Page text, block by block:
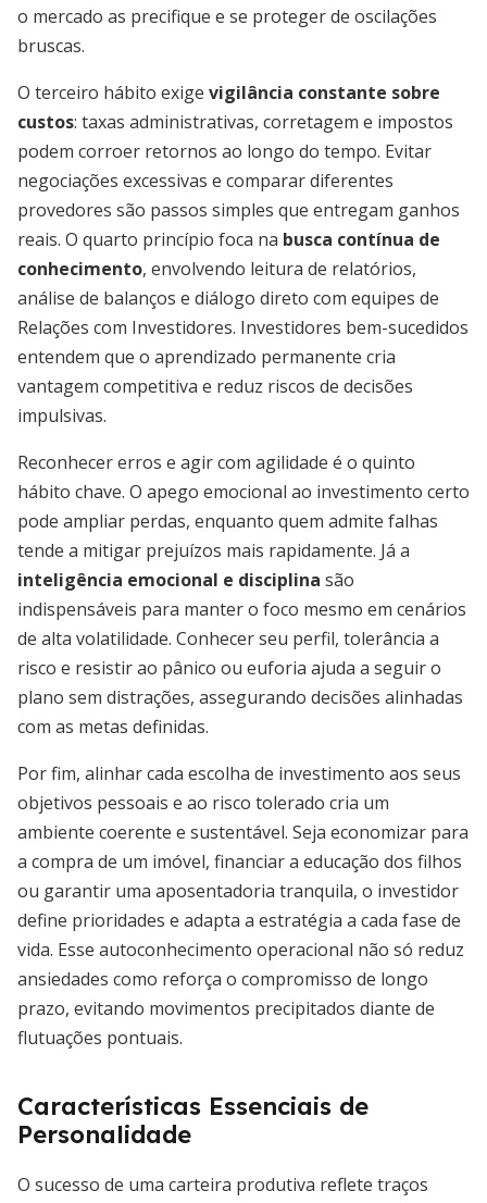
o mercado as precifique e se proteger de oscilações
bruscas.
O terceiro hábito exige vigilância constante sobre
custos: taxas administrativas, corretagem e impostos
podem corroer retornos ao longo do tempo. Evitar
negociações excessivas e comparar diferentes
provedores são passos simples que entregam ganhos
reais. O quarto princípio foca na busca contínua de
conhecimento, envolvendo leitura de relatórios,
análise de balanços e diálogo direto com equipes de
Relações com Investidores. Investidores bem-sucedidos
entendem que o aprendizado permanente cria
vantagem competitiva e reduz riscos de decisões
impulsivas.
Reconhecer erros e agir com agilidade é o quinto
hábito chave. O apego emocional ao investimento certo
pode ampliar perdas, enquanto quem admite falhas
tende a mitigar prejuízos mais rapidamente. Já a
inteligência emocional e disciplina são
indispensáveis para manter o foco mesmo em cenários
de alta volatilidade. Conhecer seu perfil, tolerância a
risco e resistir ao pânico ou euforia ajuda a seguir o
plano sem distrações, assegurando decisões alinhadas
com as metas definidas.
Por fim, alinhar cada escolha de investimento aos seus
objetivos pessoais e ao risco tolerado cria um
ambiente coerente e sustentável. Seja economizar para
a compra de um imóvel, financiar a educação dos filhos
ou garantir uma aposentadoria tranquila, o investidor
define prioridades e adapta a estratégia a cada fase de
vida. Esse autoconhecimento operacional não só reduz
ansiedades como reforça o compromisso de longo
prazo, evitando movimentos precipitados diante de
flutuações pontuais.
Características Essenciais de
Personalidade
O sucesso de uma carteira produtiva reflete traços